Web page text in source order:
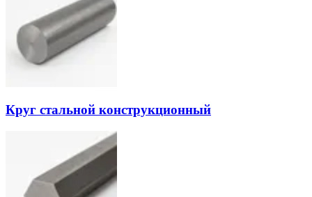
Круг стальной конструкционный